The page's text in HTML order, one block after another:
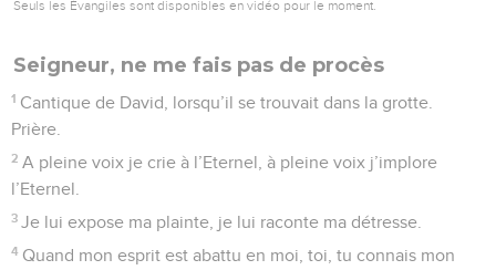
Seuls les Évangiles sont disponibles en vidéo pour le moment.
Seigneur, ne me fais pas de procès
1 Cantique de David, lorsqu’il se trouvait dans la grotte.
Prière.
2 A pleine voix je crie à l’Eternel, à pleine voix j’implore
l’Eternel.
3 Je lui expose ma plainte, je lui raconte ma détresse.
4 Quand mon esprit est abattu en moi, toi, tu connais mon